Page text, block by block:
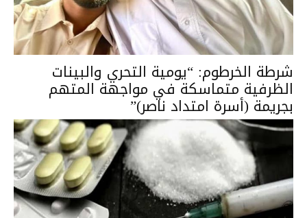
شرطة الخرطوم: “يومية التحري والبينات
الظرفية متماسكة في مواجهة المتهم
بجريمة (أسرة امتداد ناصر)”